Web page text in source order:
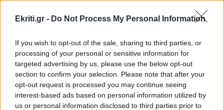
Ekriti.gr - Do Not Process My Personal Information
If you wish to opt-out of the sale, sharing to third parties, or
processing of your personal or sensitive information for
targeted advertising by us, please use the below opt-out
section to confirm your selection. Please note that after your
opt-out request is processed you may continue seeing
interest-based ads based on personal information utilized by
us or personal information disclosed to third parties prior to
16:07
ΕΛΛΑΔΑ
υπόθεση των υποκλοπών
16:00
GOSSIP - LIFESTYLE
Τατιάνα Στεφανίδου: Διακοπές στο Ιόνιο με
τον Νίκο Ευαγγελάτο και τον γιο τους